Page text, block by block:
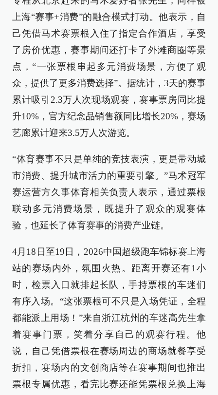
上海“赛事+消费”的融合模式打动。他表示，自
己凭借马术赛票根入住了指定合作酒店，享受
了房价优惠，赛事期间还打卡了外滩商圈等景
点，“一张票根串起多元消费场景，方便了观
众，提供了更多消费选择”。据统计，3天的赛事
累计吸引2.3万人次现场观赛，赛事票房同比提
升10%，官方纪念品销售额同比增长20%，赛场
艺廊累计迎来3.5万人次游览。
“体育赛事不只是单纯的竞技表演，更是带动城
市消费、提升城市活力的重要引擎。”马术冠军
赛运营方久事体育相关负责人表示，通过票根
联动多元消费场景，既提升了观众的观赛体
验，也延长了体育赛事的消费产业链。
4月18日至19日，2026中国超级跑车锦标赛上海
站的赛场内外，氛围火热。距离开赛还有1小
时，检票入口就排起长队，手持票根的车迷们
有序入场。“这张票根可不只是入场凭证，全程
都能派上用场！”来自浙江杭州的车迷高先生拿
着赛事门票，笑着分享自己的观赛行程。他
说，自己凭借票根在赛场周边的商场就餐享受
折扣，赛场内的文创商店等在赛事期间也推出
票根专属优惠，看完比赛还能凭票根兑换上海